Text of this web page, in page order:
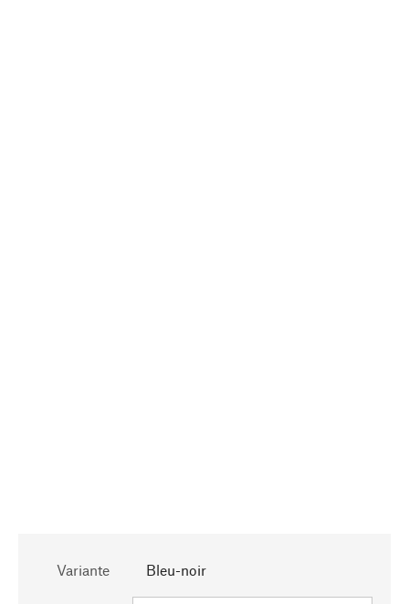
Variante Bleu-noir